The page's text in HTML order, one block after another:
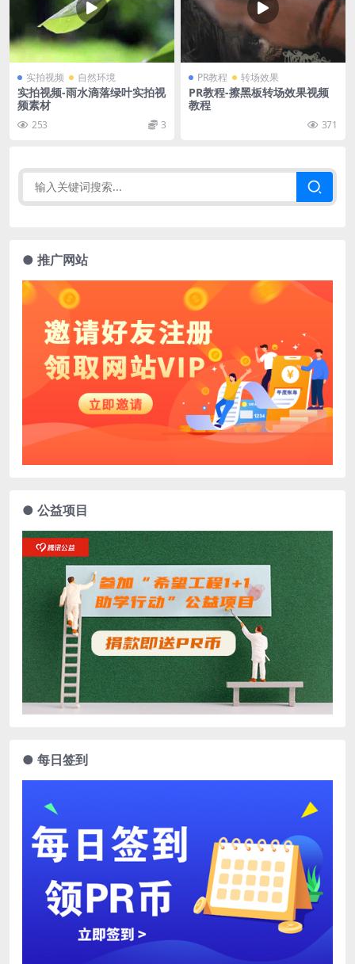
实拍视频 自然环境
实拍视频-雨水滴落绿叶实拍视
频素材
253 3
PR教程 转场效果
PR教程-擦黑板转场效果视频
教程
371
● 推广网站
● 公益项目
● 每日签到